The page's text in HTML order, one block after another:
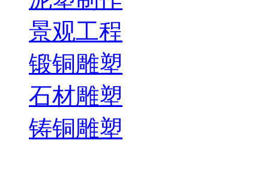
景观工程
锻铜雕塑
石材雕塑
铸铜雕塑